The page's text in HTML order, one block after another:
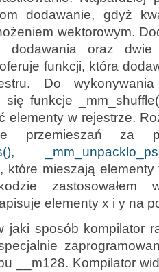
dodawanie, gdyż
wektorowym.
oraz dwie
funkcji, która
Do
się funkcje
elementy w rejestrze.
przemieszań za
,
które mieszają
zastosowałem
elementy x i y na
jaki sposób kompilator
__m128. Kompilator